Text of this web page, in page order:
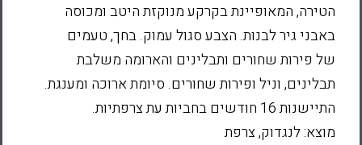
הטירה, המאופיינת בקרקע מנוקזת היטב ומכוסה
באבני גיר לבנות. הצבע סגול עמוק. בחך, טעמים
של פירות שחורים ותבלינים והארומה משלבת
תבלינים, וניל ופירות שחורים. סיומת ארוכה ומענגת.
התיישנות 16 חודשים בחביות עת צרפתיות.
מוצא: לנגדוק, צרפת